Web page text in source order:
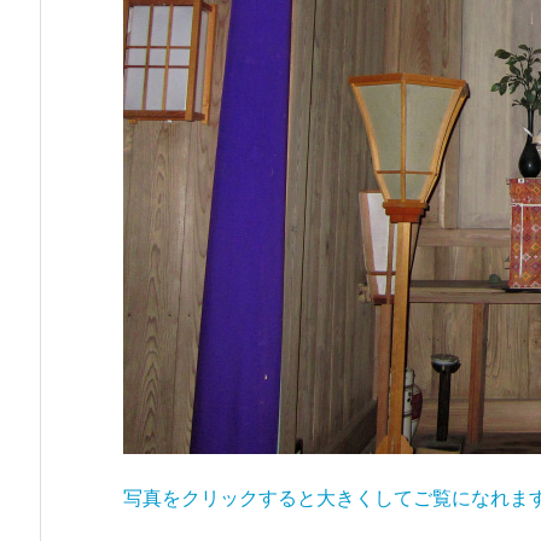
写真をクリックすると大きくしてご覧になれま